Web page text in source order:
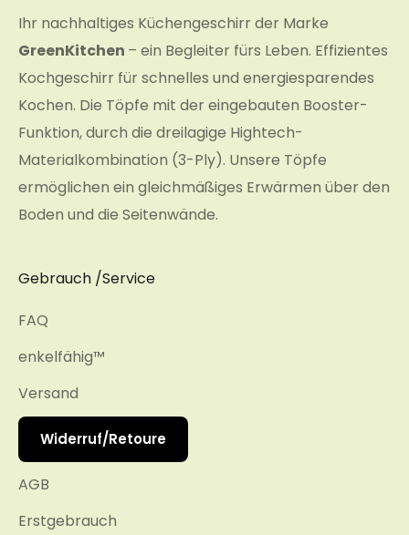
Ihr nachhaltiges Küchengeschirr der Marke
GreenKitchen – ein Begleiter fürs Leben. Effizientes
Kochgeschirr für schnelles und energiesparendes
Kochen. Die Töpfe mit der eingebauten Booster-
Funktion, durch die dreilagige Hightech-
Materialkombination (3-Ply). Unsere Töpfe
ermöglichen ein gleichmäßiges Erwärmen über den
Boden und die Seitenwände.
Gebrauch /Service
FAQ
enkelfähig™
Versand
Widerruf/Retoure
AGB
Erstgebrauch